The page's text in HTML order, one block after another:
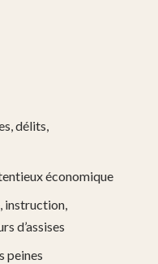
délits,
économique
instruction,
d’assises
peines